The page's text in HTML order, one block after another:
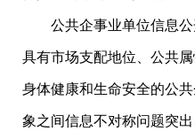
公共企事业单位信息公
具有市场支配地位、公共
身体健康和生命安全的公
象之间信息不对称问题突